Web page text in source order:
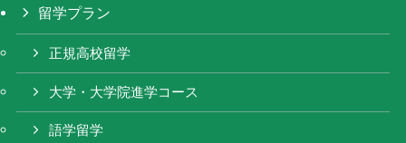
留学プラン
正規高校留学
大学・大学院進学コース
語学留学